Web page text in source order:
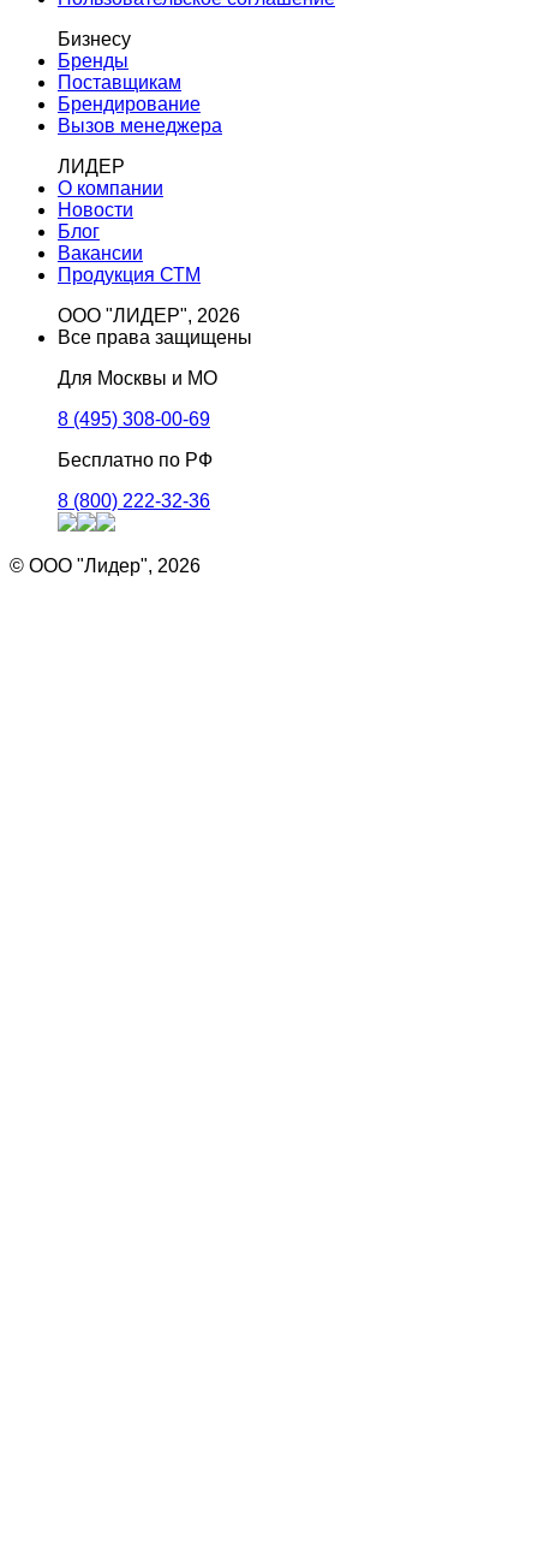
Бизнесу
Бренды
Поставщикам
Брендирование
Вызов менеджера
ЛИДЕР
О компании
Новости
Блог
Вакансии
Продукция СТМ
ООО "ЛИДЕР", 2026
Все права защищены
Для Москвы и МО
8 (495) 308-00-69
Бесплатно по РФ
8 (800) 222-32-36
© ООО "Лидер", 2026